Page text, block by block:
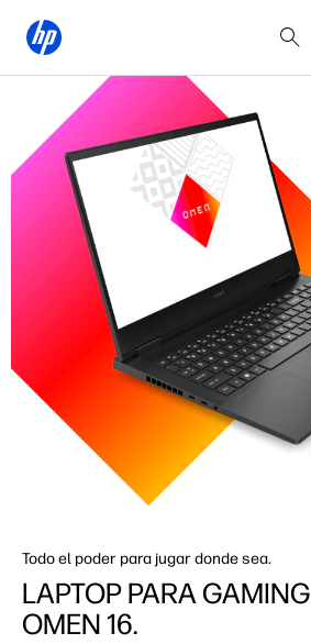
Todo el poder para jugar donde sea.
LAPTOP PARA GAMING
OMEN 16.